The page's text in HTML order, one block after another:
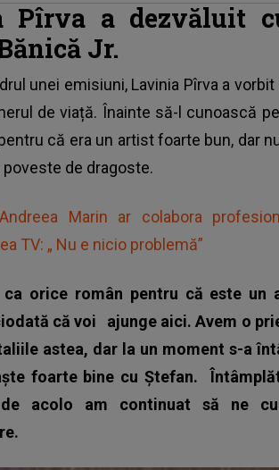
Pîrva a dezvăluit
Jr.
unei emisiuni, Lavinia Pîrva a
de viață. Înainte să-l cunoască
că era un artist foarte bun, dar
poveste de dragoste.
Andreea Marin ar colabora
TV: „ Nu e nicio problemă”
ca orice român pentru că este
că voi ajunge aici. Avem o
astea, dar la un moment s-a
foarte bine cu Ștefan.
acolo am continuat să ne